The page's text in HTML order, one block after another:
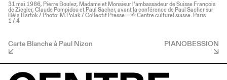
31 mai 1986, Pierre Boulez, Madame et Monsieur l’ambassadeur de Suisse François
de Ziegler, Claude Pompidou et Paul Sacher, avant la conférence de Paul Sacher sur
Béla Bartok / Photo: M.Polak / Collectif Presse — © Centre culturel suisse. Paris
1 / 4
Carte Blanche à Paul Nizon PIANOBESSION